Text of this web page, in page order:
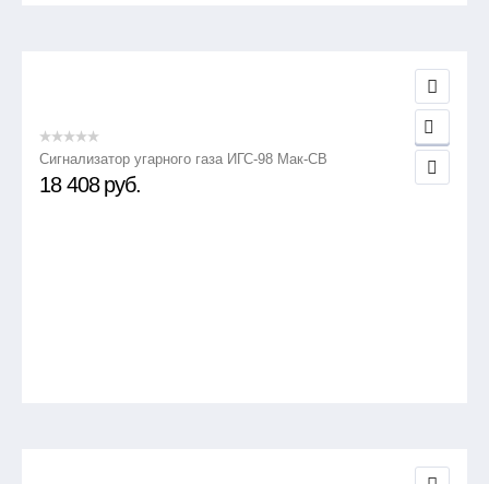
Сигнализатор угарного газа ИГС-98 Мак-СВ
18 408 руб.